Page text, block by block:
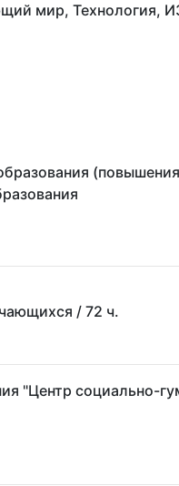
мир, Технология,
(повышения
/ 72 ч.
"Центр социально-